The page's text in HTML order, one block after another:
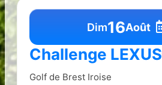
Dim16Août
Challenge LEXUS
Golf de Brest Iroise